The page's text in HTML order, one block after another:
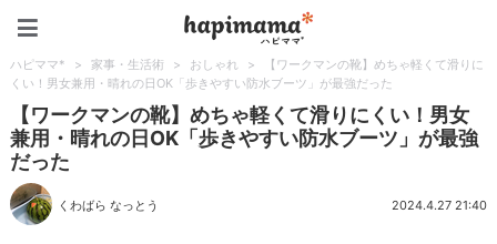
ハピママ* > 家事・生活術 > おしゃれ >
【ワークマンの靴】めちゃ軽くて滑りに
くい！男女兼用・晴れの日OK「歩きやすい防水ブーツ」が最強だった
【ワークマンの靴】めちゃ軽くて滑りにくい！男女
兼用・晴れの日OK「歩きやすい防水ブーツ」が最強
だった
くわばら なっとう 2024.4.27 21:40